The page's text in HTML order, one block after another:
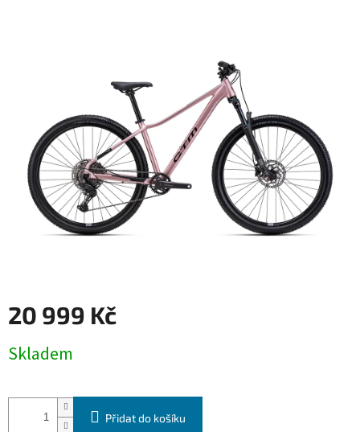
hvězdiček.
20 999 Kč
cena:
Skladem
Přidat do košíku